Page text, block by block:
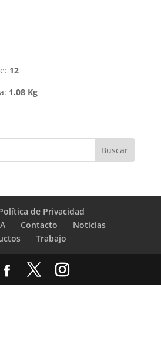
12
1.08 Kg
de Privacidad
Contacto
Noticias
Trabajo